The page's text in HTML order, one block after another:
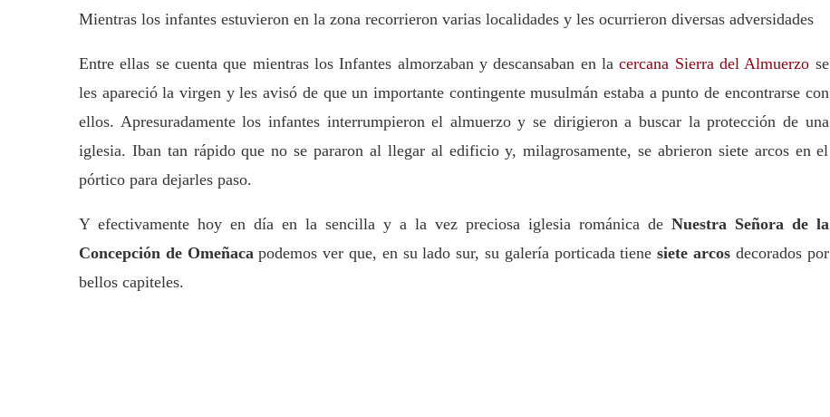
Mientras los infantes estuvieron en la zona recorrieron varias localidades y les ocurrieron diversas adversidades
Entre ellas se cuenta que mientras los Infantes almorzaban y descansaban en lacercana Sierra del Almuerzo se
les apareció la virgen y les avisó de que un importante contingente musulmán estaba a punto de encontrarse con
ellos. Apresuradamente los infantes interrumpieron el almuerzo y se dirigieron a buscar la protección de una
iglesia. Iban tan rápido que no se pararon al llegar al edificio y, milagrosamente, se abrieron siete arcos en el
pórtico para dejarles paso.
Y efectivamente hoy en día en la sencilla y a la vez preciosa iglesia románica de Nuestra Señora de la
Concepción de Omeñacapodemos ver que, en su lado sur, su galería porticada tienesiete arcosdecorados por
bellos capiteles.